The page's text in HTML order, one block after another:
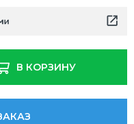
В КОРЗИНУ